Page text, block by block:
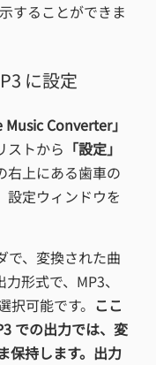
することができま
に設定
Music Converter」
ストから 「設定」
右上にある歯車の
設定ウィンドウを
で、変換された曲
形式で、MP3、
可能です。 ここ
での出力では、変
保持します。出力